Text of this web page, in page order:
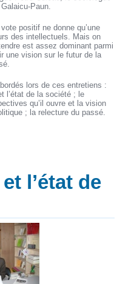
Paun.
positif ne donne qu’une
des intellectuels. Mais on
est assez dominant parmi
une vision sur le futur de la
lors de ces entretiens :
l’état de la société ; le
qu’il ouvre et la vision
; la relecture du passé.
l’état de